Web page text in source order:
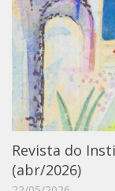
Biblioteca
Sobre
Revista do
(abr/2026)